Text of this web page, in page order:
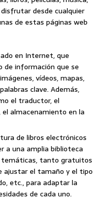
desde cualquier
de estas páginas web
en Internet, que
información que se
vídeos, mapas,
clave. Además,
el traductor, el
almacenamiento en la
de libros electrónicos
a una amplia biblioteca
temáticas, tanto gratuitos
ajustar el tamaño y el tipo
etc., para adaptar la
de cada uno.